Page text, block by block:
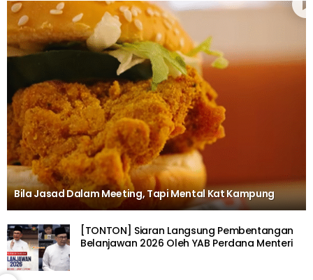
Bila Jasad Dalam Meeting, Tapi Mental Kat Kampung
[TONTON] Siaran Langsung Pembentangan
Belanjawan 2026 Oleh YAB Perdana Menteri